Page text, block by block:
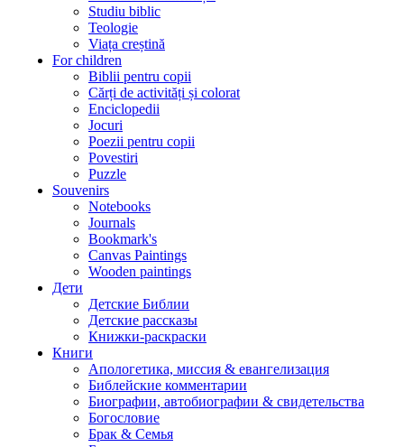
Studiu biblic
Teologie
Viața creștină
For children
Biblii pentru copii
Cărți de activități și colorat
Enciclopedii
Jocuri
Poezii pentru copii
Povestiri
Puzzle
Souvenirs
Notebooks
Journals
Bookmark's
Canvas Paintings
Wooden paintings
Дети
Детские Библии
Детские рассказы
Книжки-раскраски
Книги
Апологетика, миссия & евангелизация
Библейские комментарии
Биографии, автобиографии & свидетельства
Богословие
Брак & Семья